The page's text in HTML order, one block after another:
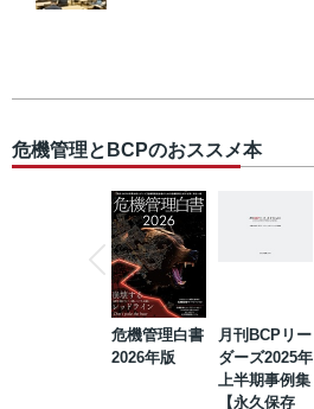
危機管理とBCPのおススメ本
危機管理白書
2026年版
月刊BCPリー
ダーズ2025年
上半期事例集
【永久保存